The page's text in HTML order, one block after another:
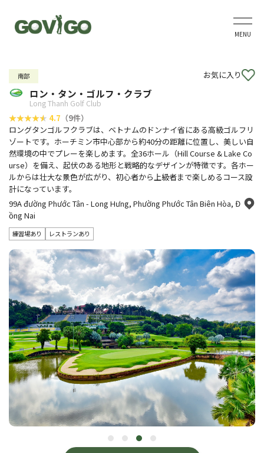
MENU
南部 お気に入り
ロン・タン・ゴルフ・クラブ
Long Thanh Golf Club
4.7 （9件）
ロングタンゴルフクラブは、ベトナムのドンナイ省にある高級ゴルフリ
ゾートです。ホーチミン市中心部から約40分の距離に位置し、美しい自
然環境の中でプレーを楽しめます。全36ホール（Hill Course & Lake Co
urse）を備え、起伏のある地形と戦略的なデザインが特徴です。各ホー
ルからは壮大な景色が広がり、初心者から上級者まで楽しめるコース設
計になっています。
99A đường Phước Tân - Long Hưng, Phường Phước Tân Biên Hòa, Đ
ồng Nai
練習場あり レストランあり